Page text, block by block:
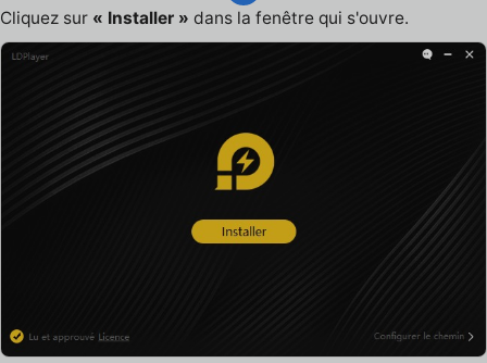
Cliquez sur « Installer » dans la fenêtre qui s'ouvre.